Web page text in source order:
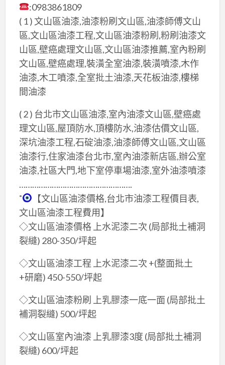
:0983861809
( 1 ) 文山區油漆,油漆粉刷文山區,油漆師傅文山
區,文山區油漆工程,文山區油漆粉刷,粉刷油漆文
山區,壁癌處理文山區,文山區油漆推薦,室內粉刷
文山區,壁癌處理,裝潢全室油漆,裝潢噴漆,木作
油漆,木工噴漆,全室批土油漆,天花板油漆,樓梯
間油漆
( 2 ) 台北市文山區油漆,室內油漆文山區,壁癌處
理文山區,屋頂防水,頂樓防水,油漆估價文山區,
深坑油漆工程,石碇油漆,油漆師傅文山區,文山區
油漆行,住家油漆台北市,室內油漆新店區,辦公室
油漆,社區大門,地下室停車場油漆,室外油漆噴漆
…………………………………………….
˚
【文山區油漆價格,台北市油漆工程價目表,
文山區油漆工程費用】
◇文山區油漆價格 上水泥漆二次 (局部批土補洞
裂縫) 280-350/坪起
◇文山區油漆工程 上水泥漆二次 +(整面批土
+研磨) 450-550/坪起
◇文山區油漆粉刷 上乳膠漆一底一面 (局部批土
補洞裂縫) 500/坪起
◇文山區室內油漆 上乳膠漆3度 (局部批土補洞
裂縫) 600/坪起